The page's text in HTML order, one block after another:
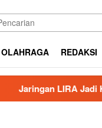
OLAHRAGA REDAKSI
Jadi Kekuatan